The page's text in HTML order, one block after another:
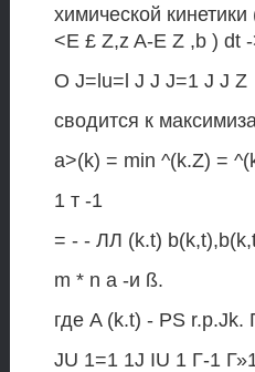
химической
<Е £ Z,z A-E Z ,b ) dt
О J=lu=l J J J=1 J J Z
сводится к
a>(k) = min ^(k.Z) =
1 т -1
= - - ЛЛ (k.t)
m * n а -и ß.
где A (k.t) - PS
JU 1=1 1J IU 1 Г-1